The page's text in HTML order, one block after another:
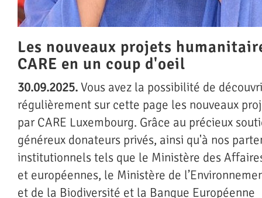
Les nouveaux projets
CARE en un coup d'oeil
30.09.2025.Vous avez la possibilité de
régulièrement sur cette page les nouveaux
par CARE Luxembourg. Grâce au précieux
généreux donateurs privés, ainsi qu'à nos
institutionnels tels que le Ministère des
et européennes, le Ministère de
et de la Biodiversité et la Banque Européenne